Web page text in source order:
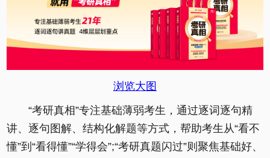
浏览大图
“考研真相”专注基础薄弱考生，通过逐词逐句精
讲、逐句图解、结构化解题等方式，帮助考生从“看不
懂”到“看得懂”“学得会”;“考研真题闪过”则聚焦基础好、